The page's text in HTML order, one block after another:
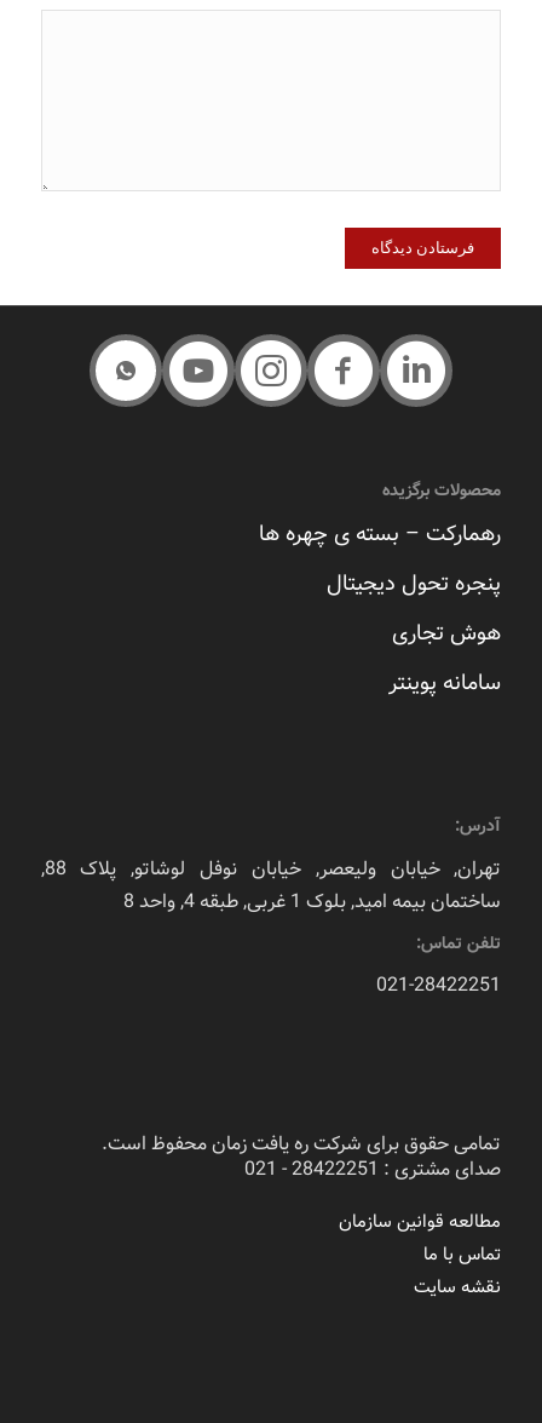
محصولات برگزیده
رهمارکت – بسته ی چهره ها
پنجره تحول دیجیتال
هوش تجاری
سامانه پوینتر
آدرس:
تهران, خیابان ولیعصر, خیابان نوفل لوشاتو, پلاک 88,
ساختمان بیمه امید, بلوک 1 غربی, طبقه 4, واحد 8
تلفن تماس:
021-28422251
تمامی حقوق برای شرکت ره یافت زمان محفوظ است.
صدای مشتری : 28422251 - 021
مطالعه قوانین سازمان
تماس با ما
نقشه سایت